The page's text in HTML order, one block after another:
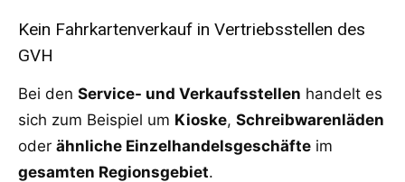
Kein Fahrkartenverkauf in Vertriebsstellen des
GVH
Bei den Service- und Verkaufsstellen handelt es
sich zum Beispiel um Kioske, Schreibwarenläden
oder ähnliche Einzelhandelsgeschäfte im
gesamten Regionsgebiet.